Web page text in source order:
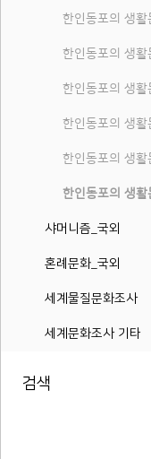
한인동포의 생활
한인동포의 생
한인동포의 생활
한인동포의 생활
샤머니즘_국외
혼례문화_국외
세계물질문화조사
세계문화조사 기타
검색